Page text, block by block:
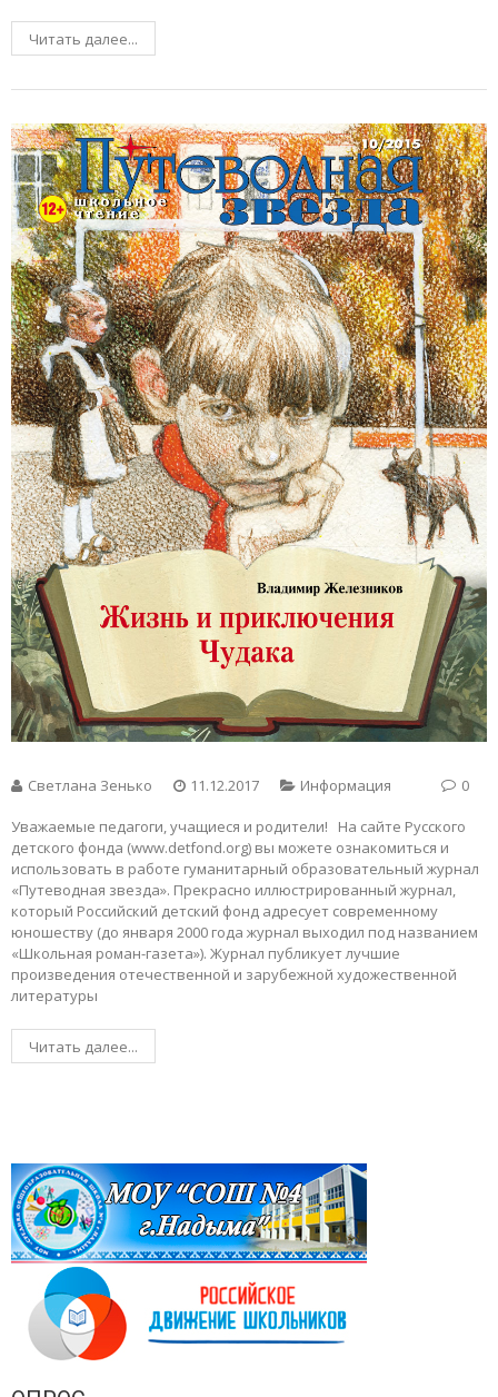
Читать далее...
Светлана Зенько 11.12.2017 Информация 0
Уважаемые педагоги, учащиеся и родители! На сайте Русского
детского фонда (www.detfond.org) вы можете ознакомиться и
использовать в работе гуманитарный образовательный журнал
«Путеводная звезда». Прекрасно иллюстрированный журнал,
который Российский детский фонд адресует современному
юношеству (до января 2000 года журнал выходил под названием
«Школьная роман-газета»). Журнал публикует лучшие
произведения отечественной и зарубежной художественной
литературы
Читать далее...